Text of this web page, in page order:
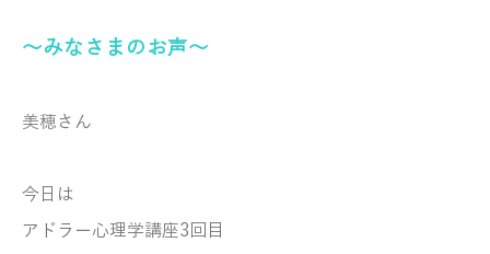
～みなさまのお声～
美穂さん
今日は
アドラー心理学講座3回目